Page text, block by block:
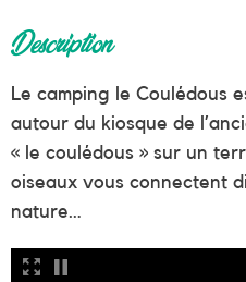
Description
Le camping le Coulédous
autour du kiosque de
« le coulédous » sur un
oiseaux vous connectent
nature…